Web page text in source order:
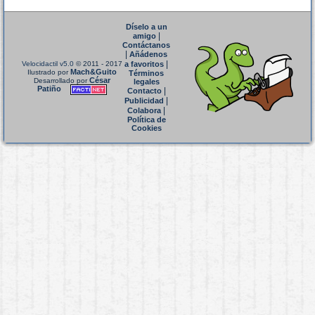
Velocidactil v5.0 © 2011 - 2017
Ilustrado porMach&Guito
Desarrollado porCésar
Patiño
Díselo a un
amigo|
Contáctanos
Añádenos
a favoritos
Términos
legales
Contacto|
Publicidad
Colabora|
Política de
Cookies